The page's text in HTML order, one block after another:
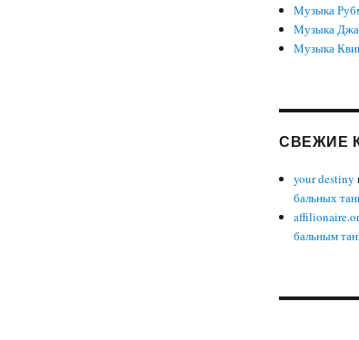
Музыка
Музыка
Музыка
СВЕЖИЕ
your destiny
бальных
бальным